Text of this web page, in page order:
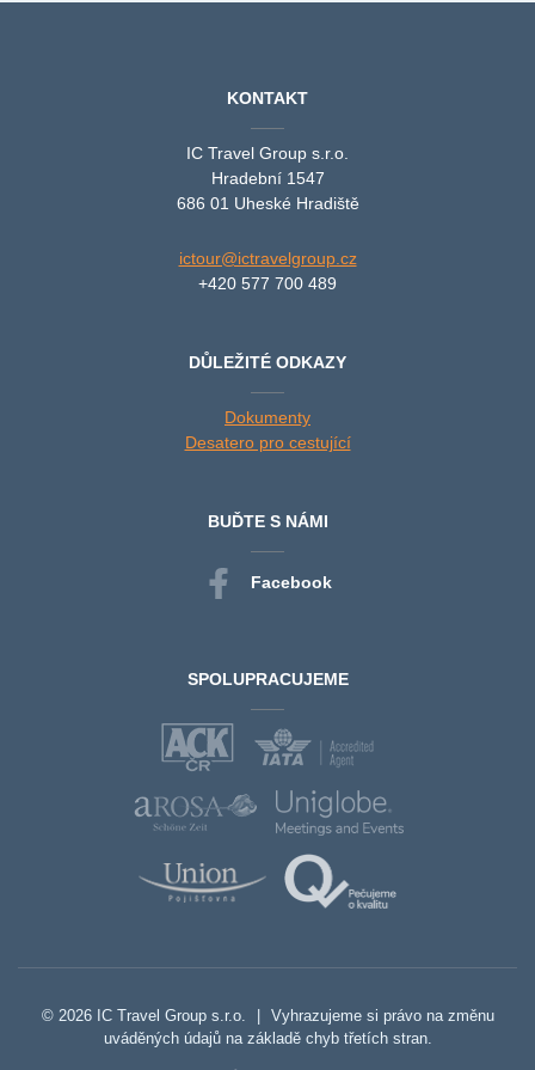
KONTAKT
IC Travel Group s.r.o.
Hradební 1547
686 01 Uheské Hradiště
ictour@ictravelgroup.cz
+420 577 700 489
DŮLEŽITÉ ODKAZY
Dokumenty
Desatero pro cestující
BUĎTE S NÁMI
Facebook
SPOLUPRACUJEME
© 2026 IC Travel Group s.r.o. |
Vyhrazujeme si právo na změnu
uváděných údajů na základě chyb třetích stran.